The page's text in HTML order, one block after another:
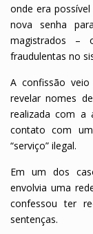
onde era
nova senha
magistrados –
fraudulentas no
A confissão
revelar nomes
realizada com a
contato com
“serviço” ilegal.
Em um dos
envolvia uma
confessou ter
sentenças.